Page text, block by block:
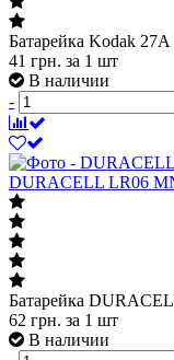
Батарейка Kodak
41 грн. за 1 шт
В наличии
-
DURACELL LR06
Батарейка
62 грн. за 1 шт
В наличии